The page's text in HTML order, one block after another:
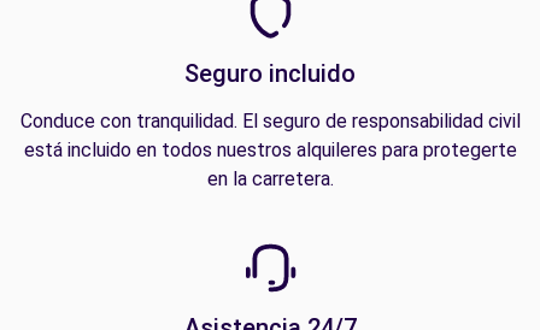
Seguro incluido
Conduce con tranquilidad. El seguro de responsabilidad civil
está incluido en todos nuestros alquileres para protegerte
en la carretera.